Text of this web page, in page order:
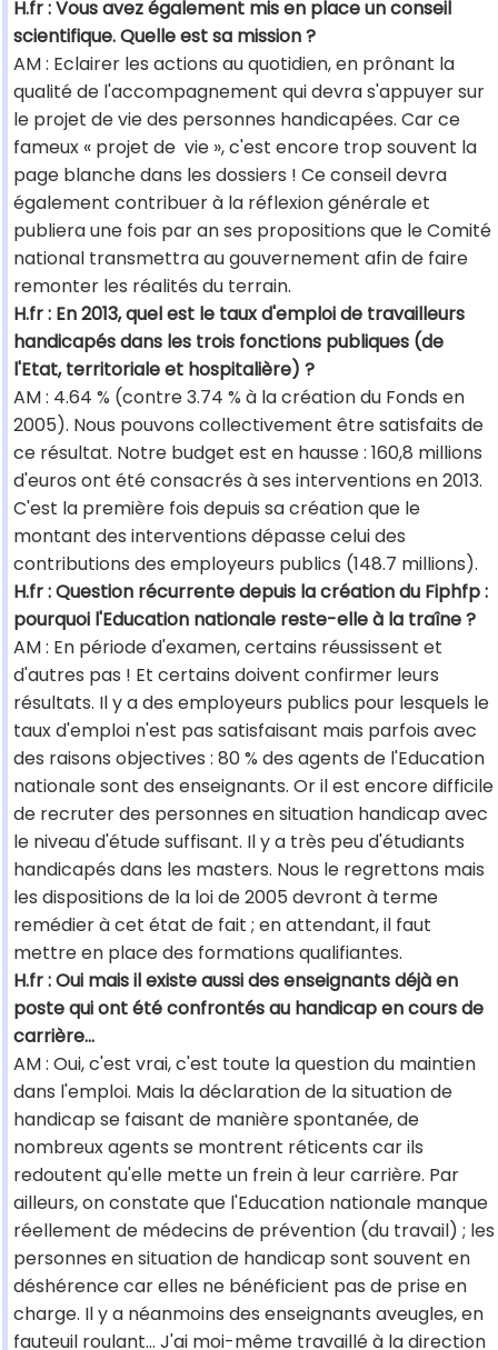
H.fr : Vous avez également mis en place un conseil
scientifique. Quelle est sa mission ?
AM : Eclairer les actions au quotidien, en prônant la
qualité de l'accompagnement qui devra s'appuyer sur
le projet de vie des personnes handicapées. Car ce
fameux « projet de vie », c'est encore trop souvent la
page blanche dans les dossiers ! Ce conseil devra
également contribuer à la réflexion générale et
publiera une fois par an ses propositions que le Comité
national transmettra au gouvernement afin de faire
remonter les réalités du terrain.
H.fr : En 2013, quel est le taux d'emploi de travailleurs
handicapés dans les trois fonctions publiques (de
l'Etat, territoriale et hospitalière) ?
AM : 4.64 % (contre 3.74 % à la création du Fonds en
2005). Nous pouvons collectivement être satisfaits de
ce résultat. Notre budget est en hausse : 160,8 millions
d'euros ont été consacrés à ses interventions en 2013.
C'est la première fois depuis sa création que le
montant des interventions dépasse celui des
contributions des employeurs publics (148.7 millions).
H.fr : Question récurrente depuis la création du Fiphfp :
pourquoi l'Education nationale reste-elle à la traîne ?
AM : En période d'examen, certains réussissent et
d'autres pas ! Et certains doivent confirmer leurs
résultats. Il y a des employeurs publics pour lesquels le
taux d'emploi n'est pas satisfaisant mais parfois avec
des raisons objectives : 80 % des agents de l'Education
nationale sont des enseignants. Or il est encore difficile
de recruter des personnes en situation handicap avec
le niveau d'étude suffisant. Il y a très peu d'étudiants
handicapés dans les masters. Nous le regrettons mais
les dispositions de la loi de 2005 devront à terme
remédier à cet état de fait ; en attendant, il faut
mettre en place des formations qualifiantes.
H.fr : Oui mais il existe aussi des enseignants déjà en
poste qui ont été confrontés au handicap en cours de
carrière…
AM : Oui, c'est vrai, c'est toute la question du maintien
dans l'emploi. Mais la déclaration de la situation de
handicap se faisant de manière spontanée, de
nombreux agents se montrent réticents car ils
redoutent qu'elle mette un frein à leur carrière. Par
ailleurs, on constate que l'Education nationale manque
réellement de médecins de prévention (du travail) ; les
personnes en situation de handicap sont souvent en
déshérence car elles ne bénéficient pas de prise en
charge. Il y a néanmoins des enseignants aveugles, en
fauteuil roulant… J'ai moi-même travaillé à la direction